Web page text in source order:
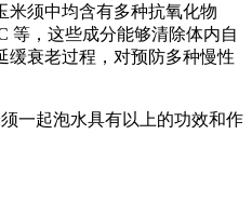
米须中均含有多种抗氧化物
等，这些成分能够清除体内自
缓衰老过程，对预防多种慢性
一起泡水具有以上的功效和作